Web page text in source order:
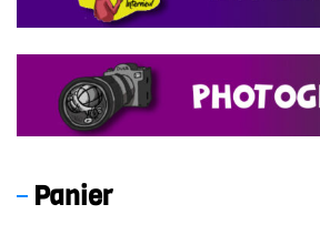
Panier